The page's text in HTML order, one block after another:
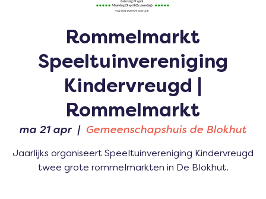
Rommelmarkt
Speeltuinvereniging
Kindervreugd |
Rommelmarkt
ma 21 apr
  |
Gemeenschapshuis de Blokhut
Jaarlijks organiseert Speeltuinvereniging Kindervreugd
twee grote rommelmarkten in De Blokhut.